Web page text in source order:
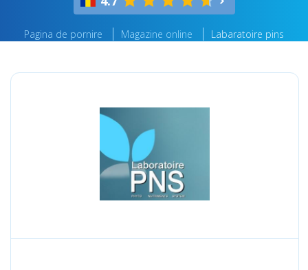
Pagina de pornire Magazine online Labaratoire pins